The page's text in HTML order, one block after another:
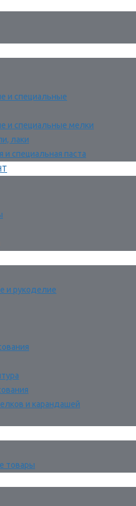
и специальные
и специальные мелки
лаки
специальная паста
и рукоделие
и карандашей
товары